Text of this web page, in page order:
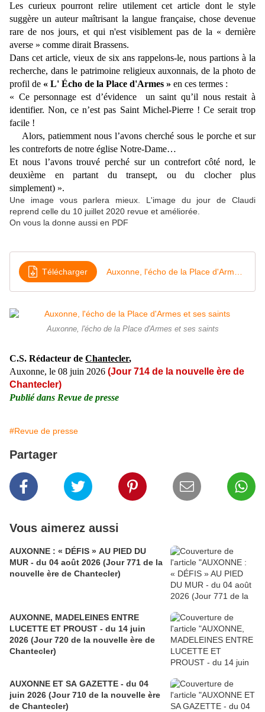
Les curieux pourront relire utilement cet article dont le style
suggère un auteur maîtrisant la langue française, chose devenue
rare de nos jours, et qui n'est visiblement pas de la « dernière
averse » comme dirait Brassens.
Dans cet article, vieux de six ans rappelons-le, nous partions à la
recherche, dans le patrimoine religieux auxonnais, de la photo de
profil de « L' Écho de la Place d'Armes » en ces termes :
« Ce personnage est d’évidence un saint qu’il nous restait à
identifier. Non, ce n’est pas Saint Michel-Pierre ! Ce serait trop
facile !
Alors, patiemment nous l’avons cherché sous le porche et sur
les contreforts de notre église Notre-Dame…
Et nous l’avons trouvé perché sur un contrefort côté nord, le
deuxième en partant du transept, ou du clocher plus
simplement) ».
Une image vous parlera mieux. L'image du jour de Claudi
reprend celle du 10 juillet 2020 revue et améliorée.
On vous la donne aussi en PDF
Télécharger
Auxonne, l'écho de la Place d'Armes et ses saints
C.S. Rédacteur de Chantecler,
Auxonne, le 08 juin 2026 (Jour 714 de la nouvelle ère de
Chantecler)
Publié dans Revue de presse
#Revue de presse
Partager
Vous aimerez aussi
AUXONNE : « DÉFIS » AU PIED DU
MUR - du 04 août 2026 (Jour 771 de la
nouvelle ère de Chantecler)
AUXONNE, MADELEINES ENTRE
LUCETTE ET PROUST - du 14 juin
2026 (Jour 720 de la nouvelle ère de
Chantecler)
AUXONNE ET SA GAZETTE - du 04
juin 2026 (Jour 710 de la nouvelle ère
de Chantecler)